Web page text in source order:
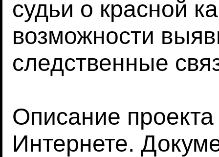
судьи о красной
возможности
следственные
Описание
Интернете.